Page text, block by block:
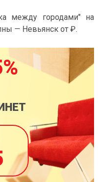
между городами" на
— Невьянск от ₽.